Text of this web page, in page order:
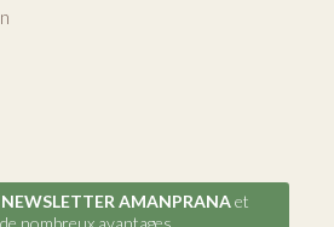
NEWSLETTER AMANPRANAet
nombreux avantages